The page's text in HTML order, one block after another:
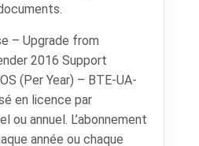
– Upgrade from
2016 Support
(Per Year) – BTE-UA-
en licence par
ou annuel. L’abonnement
année ou chaque